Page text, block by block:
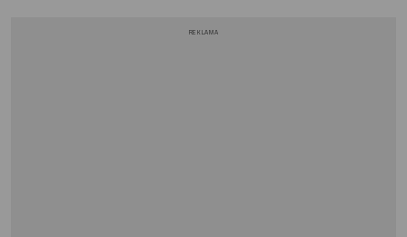
REKLAMA